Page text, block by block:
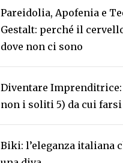
Pareidolia, Apofenia e
Gestalt: perché il
dove non ci sono
Diventare Imprenditrice:
non i soliti 5) da cui
Biki: l’eleganza italiana